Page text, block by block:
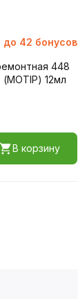
до 42 бонусов
448
12мл
В корзину